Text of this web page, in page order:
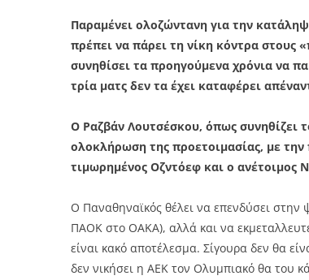
Παραμένει ολοζώντανη για την
πρέπει να πάρει τη νίκη κόντρα στους
συνηθίσει τα προηγούμενα χρόνια να
τρία ματς δεν τα έχει καταφέρει
Ο Ραζβάν Λουτσέσκου, όπως συνηθίζει
ολοκλήρωση της προετοιμασίας, με
τιμωρημένος Οζντόεφ και ο ανέτοιμος
Ο Παναθηναϊκός θέλει να επενδύσει στην
ΠΑΟΚ στο ΟΑΚΑ), αλλά και να
είναι κακό αποτέλεσμα. Σίγουρα δεν θα
δεν νικήσει η ΑΕΚ τον Ολυμπιακό θα του